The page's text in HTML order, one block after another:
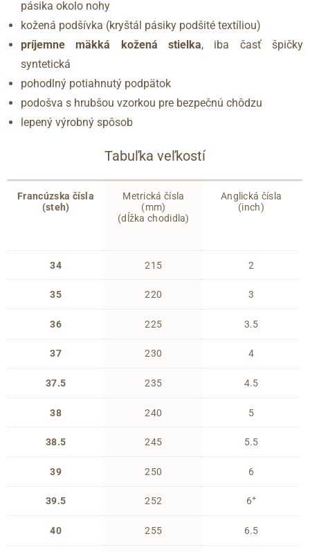
pásika okolo nohy
kožená podšívka (kryštál pásiky podšité textíliou)
príjemne mäkká kožená stielka, iba časť špičky
syntetická
pohodlný potiahnutý podpätok
podošva s hrubšou vzorkou pre bezpečnú chôdzu
lepený výrobný spôsob
Tabuľka veľkostí
Francúzska čísla
(steh)
34
35
36
37
37.5
38
38.5
39
39.5
40
Metrická čísla
(mm)
(dĺžka chodidla)
215
220
225
230
235
240
245
250
252
255
Anglická čísla
(inch)
2
3
3.5
4
4.5
5
5.5
6
6+
6.5